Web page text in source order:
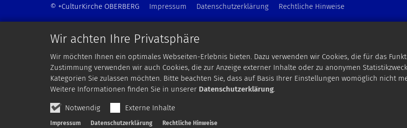
Wir achten Ihre Privatsphäre
Wir möchten Ihnen ein optimales Webseiten-Erlebnis bieten. Dazu verwenden wir Cookies, die für das
Zustimmung verwenden wir auch Cookies, die zur Anzeige externer Inhalte oder zu anonymen
Kategorien Sie zulassen möchten. Bitte beachten Sie, dass auf Basis Ihrer Einstellungen womöglich nicht
Weitere Informationen finden Sie in unserer Datenschutzerklärung.
Notwendig Externe Inhalte
Impressum Datenschutzerklärung Rechtliche Hinweise
© +CulturKirche OBERBERG Impressum Datenschutzerklärung Rechtliche Hinweise